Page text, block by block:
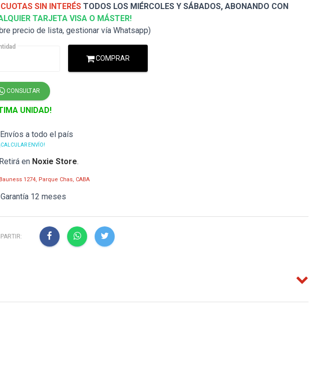
CUOTAS SIN INTERÉS TODOS LOS MIÉRCOLES Y SÁBADOS, ABONANDO CON
TARJETA VISA O MÁSTER!
precio de lista, gestionar vía Whatsapp)
COMPRAR
CONSULTAR
UNIDAD!
Envíos a todo el país
ENVÍO!
Retirá en Noxie Store.
Bauness 1274, Parque Chas, CABA
Garantía 12 meses